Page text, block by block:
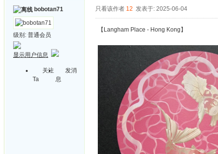
bobotan71
级别: 普通会员
显示用户信息
关注
Ta
发消
息
只看该作者 12 发表于: 2025-06-04
【Langham Place - Hong Kong】